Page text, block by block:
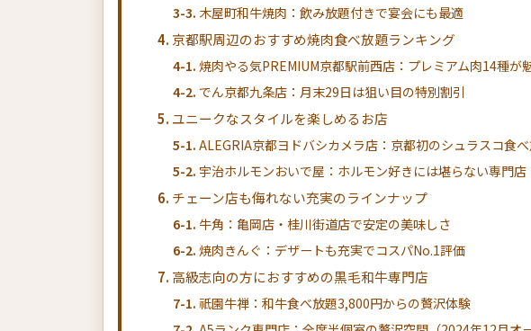
木屋町和牛焼肉：飲み放題付きで宴会にも最適
京都駅周辺のおすすめ焼肉食べ放題ランキング
焼肉やる気PREMIUM京都駅前西店：プレミアム肉14種が
でん京都九条店：月末29日は狙い目の特別割引
ユニークなスタイルを楽しめるお店
ALEGRIA京都ヨドバシカメラ店：京都初のシュラスコ食
宇治ホルモンおいで屋：ホルモン好きには堪らない専門店
チェーン店も侮れない充実のラインナップ
牛角：亀岡店・桂川街道店で安定の美味しさ
焼肉きんぐ：デザートも充実でコスパNo.1評価
高級志向の方におすすめの黒毛和牛専門店
祇園牛禅：和牛食べ放題3,800円からの贅沢体験